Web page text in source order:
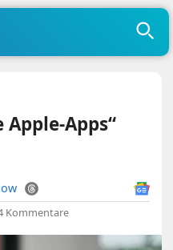
Apple-Apps“
Kommentare